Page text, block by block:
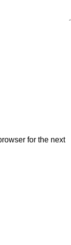
for the next